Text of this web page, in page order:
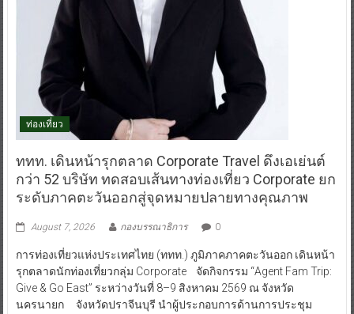
ท่องเที่ยว
ททท. เดินหน้ารุกตลาด Corporate Travel ดึงเอเย่นต์
กว่า 52 บริษัท ทดสอบเส้นทางท่องเที่ยว Corporate ยก
ระดับภาคตะวันออกสู่จุดหมายปลายทางคุณภาพ
August 7, 2026 กองบรรณาธิการ 0
การท่องเที่ยวแห่งประเทศไทย (ททท.) ภูมิภาคภาคตะวันออก เดินหน้า
รุกตลาดนักท่องเที่ยวกลุ่ม Corporate จัดกิจกรรม “Agent Fam Trip:
Give & Go East” ระหว่างวันที่ 8–9 สิงหาคม 2569 ณ จังหวัด
นครนายก จังหวัดปราจีนบุรี นำผู้ประกอบการด้านการประชุม